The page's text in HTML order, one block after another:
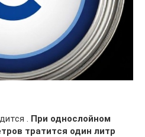
. При однослойном
тратится один литр